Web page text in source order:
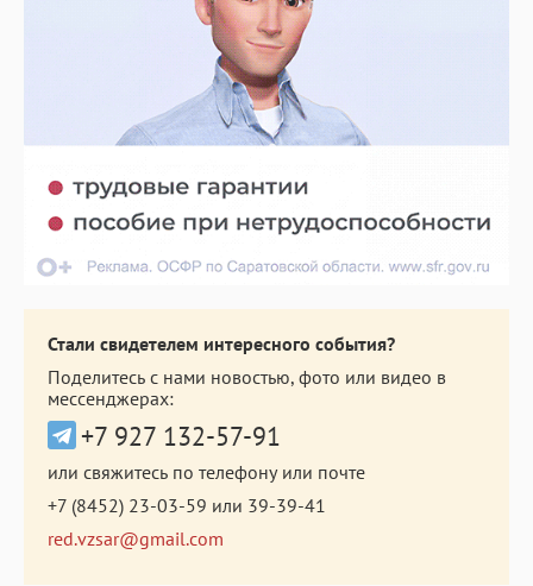
Стали свидетелем интересного события?
Поделитесь с нами новостью, фото или видео в
мессенджерах:
+7 927 132-57-91
или свяжитесь по телефону или почте
+7 (8452) 23-03-59 или 39-39-41
red.vzsar@gmail.com